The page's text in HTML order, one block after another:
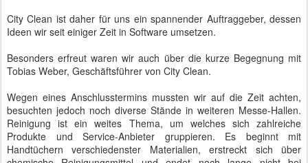
City Clean ist daher für uns ein spannender Auftraggeber, dessen
Ideen wir seit einiger Zeit in Software umsetzen.
Besonders erfreut waren wir auch über die kurze Begegnung mit
Tobias Weber, Geschäftsführer von City Clean.
Wegen eines Anschlusstermins mussten wir auf die Zeit achten,
besuchten jedoch noch diverse Stände in weiteren Messe-Hallen.
Reinigung ist ein weites Thema, um welches sich zahlreiche
Produkte und Service-Anbieter gruppieren. Es beginnt mit
Handtüchern verschiedenster Materialien, erstreckt sich über